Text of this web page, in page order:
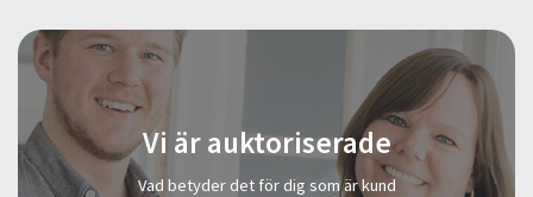
Vi är auktoriserade
Vad betyder det för dig som är kund